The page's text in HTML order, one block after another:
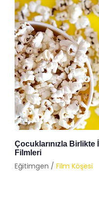
Çocuklarınızla
Filmleri
Eğitimgen / Film Köşesi